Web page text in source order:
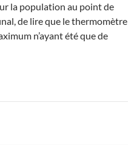
la population au point de
de lire que le thermomètre
n’ayant été que de